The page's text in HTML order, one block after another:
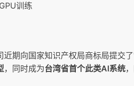
训练
期向国家知识产权局商标局提交
，同时成为台湾省首个此类AI系统